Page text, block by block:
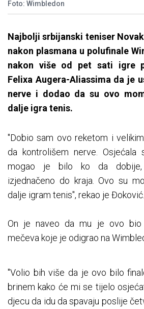
Foto: Wimbledon
Najbolji srbijanski teniser
nakon plasmana u polufinale
nakon više od pet sati igre
Felixa Augera-Aliassima da je
nerve i dodao da su ovo
dalje igra tenis.
"Dobio sam ovo reketom i
da kontrolišem nerve. Osjećala
mogao je bilo ko da
izjednačeno do kraja. Ovo su
dalje igram tenis", rekao je Đoković.
On je naveo da mu je ovo bio
mečeva koje je odigrao na
"Volio bih više da je ovo bilo
brinem kako će mi se tijelo
djecu da idu da spavaju poslije